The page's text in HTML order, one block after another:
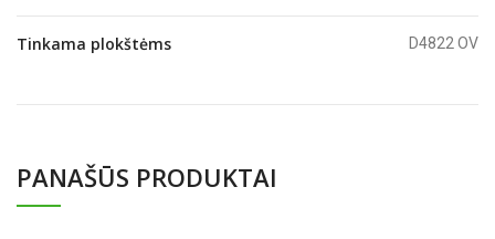
Tinkama plokštėms D4822 OV
PANAŠŪS PRODUKTAI